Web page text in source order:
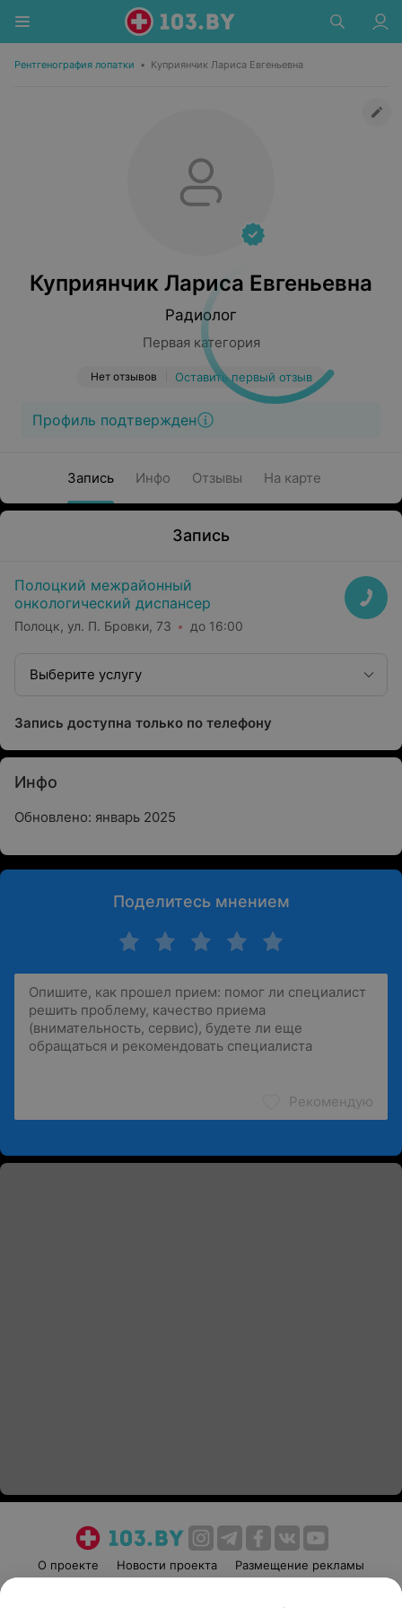
Рентгенография лопатки • Куприянчик Лариса Евгеньевна
Куприянчик Лариса Евгеньевна
Радиолог
Первая категория
Нет отзывов Оставить первый отзыв
Профиль подтвержден
Запись Инфо Отзывы На карте
Запись
Полоцкий межрайонный
онкологический диспансер
Полоцк, ул. П. Бровки, 73 до 16:00
Выберите услугу
Запись доступна только по телефону
Инфо
Обновлено: январь 2025
Поделитесь мнением
Рекомендую
О проекте Новости проекта
Размещение рекламы